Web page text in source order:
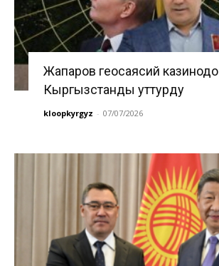
Жапаров геосаясий казинодо
Кыргызстанды уттурду
kloopkyrgyz - 07/07/2026